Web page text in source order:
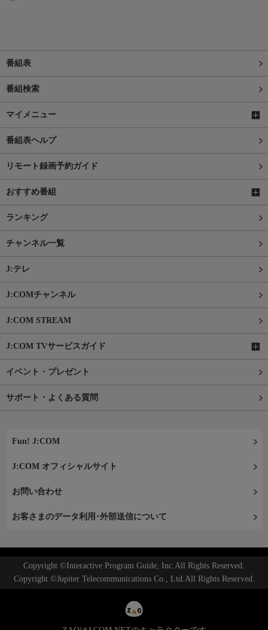
番組表
番組検索
マイメニュー
番組表ヘルプ
リモート録画予約ガイド
おすすめ番組
ランキング
チャンネル一覧
J:テレ
J:COMチャンネル
J:COM STREAM
J:COM TVサービスガイド
イベント・プレゼント
サポート・よくある質問
Fun! J:COM
J:COM オフィシャルサイト
お問い合わせ
お客さまのデータ利用･外部送信について
Copyright ©Interactive Program Guide, Inc.All Rights Reserved.
Copyright ©Jupiter Telecommunications Co., Ltd.All Rights Reserved.